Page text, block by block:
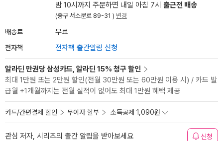
밤 10시까지 주문하면 내일 아침 7시 출근전 배송
(중구 서소문로 89-31 ) 변경
배송료 무료
전자책 전자책 출간알림 신청
알라딘 만권당 삼성카드, 알라딘 15% 청구 할인
최대 1만원 또는 2만원 할인(전월 30만원 또는 60만원 이용 시) / 카드 발
급월 +1개월까지는 전월 실적이 없어도 최대 1만원 혜택 제공
카드/간편결제 할인 무이자 할부 소득공제 1,090원
관심 저자, 시리즈의 출간 알림을 받아보세요 신청